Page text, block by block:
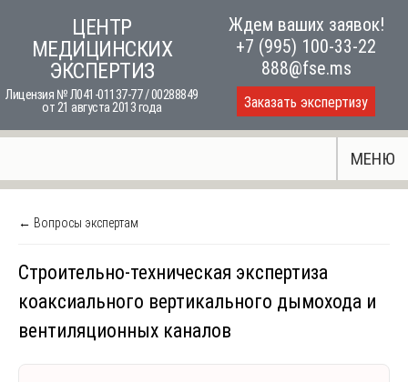
content
ЦЕНТР
МЕДИЦИНСКИХ
ЭКСПЕРТИЗ
Лицензия № Л041-01137-77 / 00288849
от 21 августа 2013 года
Ждем ваших заявок!
+7 (995) 100-33-22
888@fse.ms
Заказать экспертизу
МЕНЮ
← Вопросы экспертам
Строительно-техническая экспертиза
коаксиального вертикального дымохода и
вентиляционных каналов